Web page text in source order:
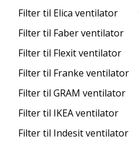
Filter til Elica ventilator
Filter til Faber ventilator
Filter til Flexit ventilator
Filter til Franke ventilator
Filter til GRAM ventilator
Filter til IKEA ventilator
Filter til Indesit ventilator